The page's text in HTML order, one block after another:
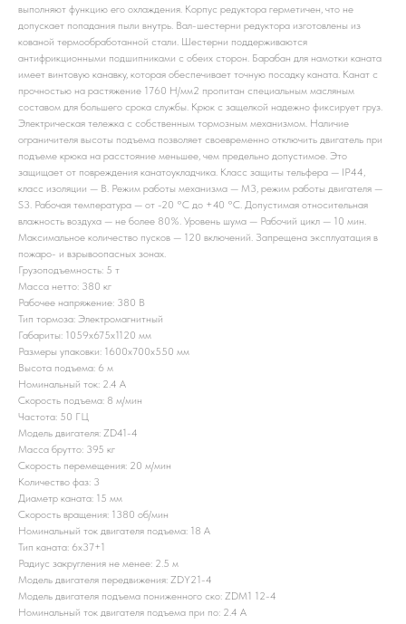
выполняют функцию его охлаждения. Корпус редуктора герметичен, что не
допускает попадания пыли внутрь. Вал-шестерни редуктора изготовлены из
кованой термообработанной стали. Шестерни поддерживаются
антифрикционными подшипниками с обеих сторон. Барабан для намотки каната
имеет винтовую канавку, которая обеспечивает точную посадку каната. Канат с
прочностью на растяжение 1760 H/мм2 пропитан специальным масляным
составом для большего срока службы. Крюк с защелкой надежно фиксирует груз.
Электрическая тележка с собственным тормозным механизмом. Наличие
ограничителя высоты подъема позволяет своевременно отключить двигатель при
подъеме крюка на расстояние меньшее, чем предельно допустимое. Это
защищает от повреждения канатоукладчика. Класс защиты тельфера — IP44,
класс изоляции — B. Режим работы механизма — M3, режим работы двигателя —
S3. Рабочая температура — от -20 °С до +40 °С. Допустимая относительная
влажность воздуха — не более 80%. Уровень шума — Рабочий цикл — 10 мин.
Максимальное количество пусков — 120 включений. Запрещена эксплуатация в
пожаро- и взрывоопасных зонах.
Грузоподъемность: 5 т
Масса нетто: 380 кг
Рабочее напряжение: 380 В
Тип тормоза: Электромагнитный
Габариты: 1059x675x1120 мм
Размеры упаковки: 1600x700x550 мм
Высота подъема: 6 м
Номинальный ток: 2.4 А
Скорость подъема: 8 м/мин
Частота: 50 ГЦ
Модель двигателя: ZD41-4
Масса брутто: 395 кг
Скорость перемещения: 20 м/мин
Количество фаз: 3
Диаметр каната: 15 мм
Скорость вращения: 1380 об/мин
Номинальный ток двигателя подъема: 18 А
Тип каната: 6x37+1
Радиус закругления не менее: 2.5 м
Модель двигателя передвижения: ZDY21-4
Модель двигателя подъема пониженного ско: ZDM1 12-4
Номинальный ток двигателя подъема при по: 2.4 А